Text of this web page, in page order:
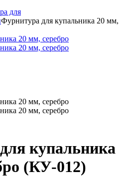
для
Фурнитура для купальника 20 мм,
купальника
(КУ-012)